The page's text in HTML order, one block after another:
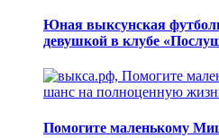
Юная выксунская
девушкой в клубе
Помогите маленькому